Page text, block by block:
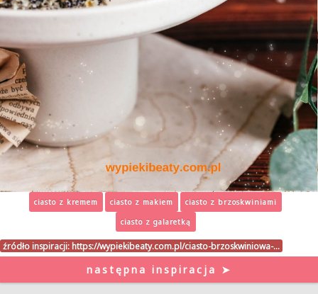
ciasto z kremem ciasto z makiem
ciasto z brzoskwiniami
ciasto z galaretką
źródło inspiracji: https://wypiekibeaty.com.pl/ciasto-brzoskwiniowa-…
następna inspiracja ➤